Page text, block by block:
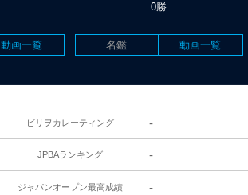
0勝
動画一覧 名鑑 動画一覧
ビリヲカレーティング -
JPBAランキング -
ジャパンオープン最高成績 -